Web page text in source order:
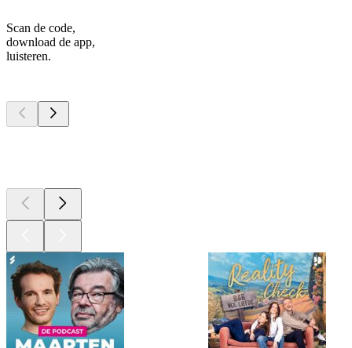
Scan de code,
download de app,
luisteren.